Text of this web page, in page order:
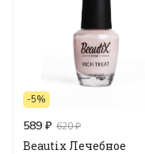
-5%
589 ₽ 620 ₽
Beautix Лечебное